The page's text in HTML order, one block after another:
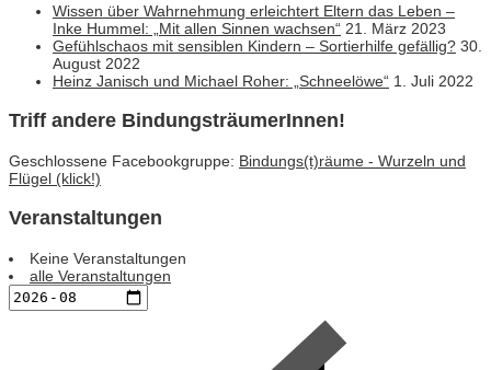
Wissen über Wahrnehmung erleichtert Eltern das Leben –
Inke Hummel: „Mit allen Sinnen wachsen“ 21. März 2023
Gefühlschaos mit sensiblen Kindern – Sortierhilfe gefällig? 30.
August 2022
Heinz Janisch und Michael Roher: „Schneelöwe“ 1. Juli 2022
Triff andere BindungsträumerInnen!
Geschlossene Facebookgruppe: Bindungs(t)räume - Wurzeln und
Flügel (klick!)
Veranstaltungen
Keine Veranstaltungen
alle Veranstaltungen